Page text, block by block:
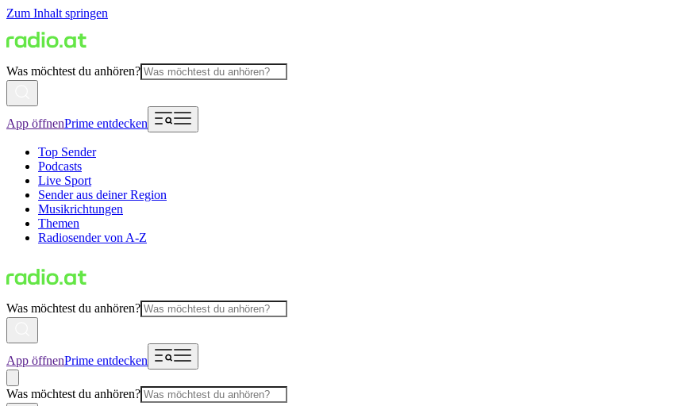
Zum Inhalt springen
Was möchtest du anhören?
App öffnenPrime entdecken
Top Sender
Podcasts
Live Sport
Sender aus deiner Region
Musikrichtungen
Themen
Radiosender von A-Z
Was möchtest du anhören?
App öffnenPrime entdecken
Was möchtest du anhören?